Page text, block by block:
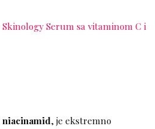
Serum sa vitaminom C i
niacinamid, je ekstremno